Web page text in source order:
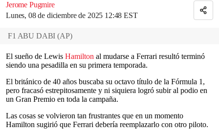
Jerome Pugmire
Lunes, 08 de diciembre de 2025 12:48 EST
F1 ABU DABI (AP)
El sueño de Lewis Hamilton al mudarse a Ferrari resultó terminó
siendo una pesadilla en su primera temporada.
El británico de 40 años buscaba su octavo título de la Fórmula 1,
pero fracasó estrepitosamente y ni siquiera logró subir al podio en
un Gran Premio en toda la campaña.
Las cosas se volvieron tan frustrantes que en un momento
Hamilton sugirió que Ferrari debería reemplazarlo con otro piloto.